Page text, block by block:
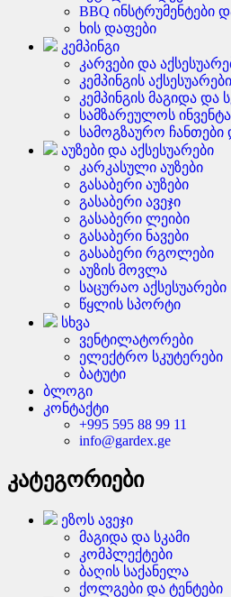
BBQ ინსტრუმენტები
ხის დაფები
კემპინგი
კარვები და
კემპინგის აქსესუარები
კემპინგის მაგიდა და
სამზარეულოს
სამოგზაურო ჩანთები
აუზები და აქსესუარები
კარკასული აუზები
გასაბერი აუზები
გასაბერი ავეჯი
გასაბერი ლეიბი
გასაბერი ნავები
გასაბერი რგოლები
აუზის მოვლა
საცურაო აქსესუარები
წყლის სპორტი
სხვა
ვენტილატორები
ელექტრო სკუტერები
ბატუტი
ბლოგი
კონტაქტი
+995 595 88 99 11
info@gardex.ge
კატეგორიები
ეზოს ავეჯი
მაგიდა და სკამი
კომპლექტები
ბაღის საქანელა
ქოლგები და ტენტები